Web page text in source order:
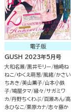
電子版
GUSH 2023年5月号
大和名瀬 黒井モリー 楢崎ね
ねこ
ゆくえ萌葱 風緒 かさい
ちあき 美山薫子 山本小鉄
子 鳩屋タマ 縁々 サガミワ
カ 丹野ちくわぶ 百瀬あん 高
永ひなこ 栗原カナ 志々藤か